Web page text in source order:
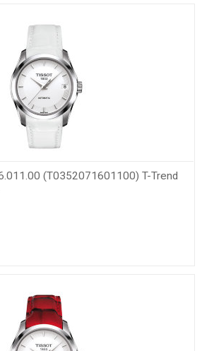
(T0352071601100) T-Trend